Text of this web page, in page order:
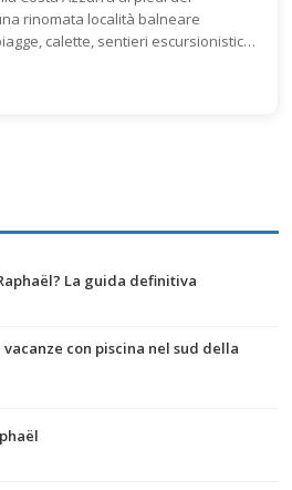
rinomata località balneare
calette, sentieri escursionistici
quartieri diversi, attività nautiche e
La guida definitiva
con piscina nel sud della